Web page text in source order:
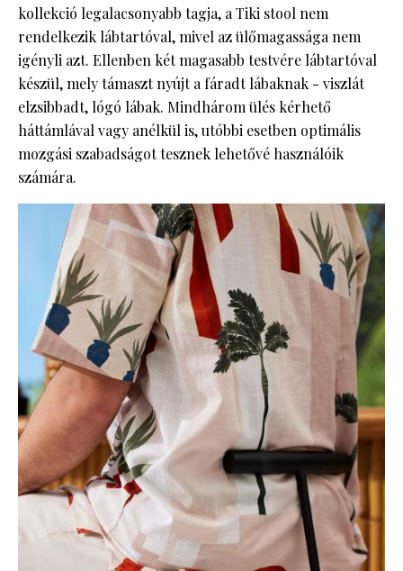
kollekció legalacsonyabb tagja, a Tiki stool nem
rendelkezik lábtartóval, mivel az ülőmagassága nem
igényli azt. Ellenben két magasabb testvére lábtartóval
készül, mely támaszt nyújt a fáradt lábaknak - viszlát
elzsibbadt, lógó lábak. Mindhárom ülés kérhető
háttámlával vagy anélkül is, utóbbi esetben optimális
mozgási szabadságot tesznek lehetővé használóik
számára.